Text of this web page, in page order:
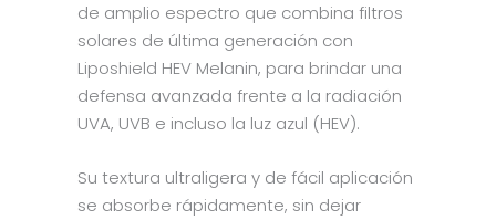
de amplio espectro que combina filtros
solares de última generación con
Liposhield HEV Melanin, para brindar una
defensa avanzada frente a la radiación
UVA, UVB e incluso la luz azul (HEV).
Su textura ultraligera y de fácil aplicación
se absorbe rápidamente, sin dejar